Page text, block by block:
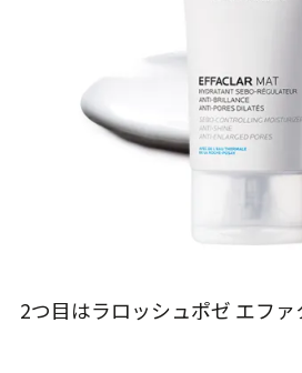
2つ目はラロッシュポゼ エファ